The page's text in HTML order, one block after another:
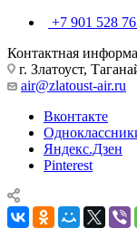
+7 901 528
Контактная
г. Златоуст,
air@zlatoust-air.ru
Вконтакте
Яндекс.Дзен
Pinterest